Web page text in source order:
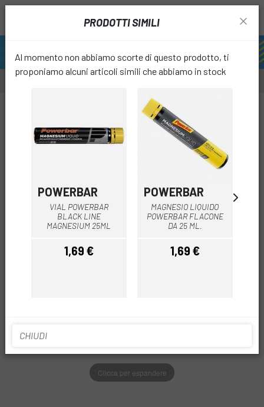
Clicca per espandere
PRODOTTI SIMILI
Al momento non abbiamo scorte di questo prodotto, ti
proponiamo alcuni articoli simili che abbiamo in stock
POWERBAR
VIAL POWERBAR
BLACK LINE
MAGNESIUM 25ML
Prezzo
1,69 €
POWERBAR
MAGNESIO LIQUIDO
POWERBAR FLACONE
DA 25 ML.
Prezzo
1,69 €
CHIUDI